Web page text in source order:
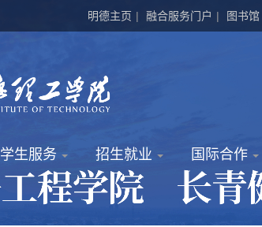
明德主页 | 融合服务门户 | 图书馆
学生服务 招生就业 国际合作